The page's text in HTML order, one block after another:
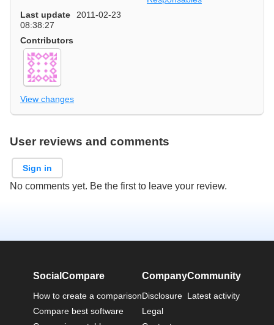
Last update
2011-02-23
08:38:27
Contributors
View changes
User reviews and comments
Sign in
No comments yet. Be the first to leave your review.
SocialCompare
How to create a comparison
Compare best software
Company
Disclosure
Legal
Community
Latest activity